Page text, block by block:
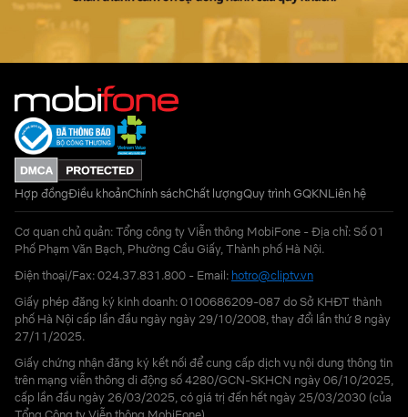
Hợp đồngĐiều khoảnChính sáchChất lượngQuy trình GQKNLiên hệ
Cơ quan chủ quản: Tổng công ty Viễn thông MobiFone - Địa chỉ: Số 01
Phố Phạm Văn Bạch, Phường Cầu Giấy, Thành phố Hà Nội.
Điện thoại/Fax: 024.37.831.800 - Email: hotro@cliptv.vn
Giấy phép đăng ký kinh doanh: 0100686209-087 do Sở KHĐT thành
phố Hà Nội cấp lần đầu ngày ngày 29/10/2008, thay đổi lần thứ 8 ngày
27/11/2025.
Giấy chứng nhận đăng ký kết nối để cung cấp dịch vụ nội dung thông tin
trên mạng viễn thông di động số 4280/GCN-SKHCN ngày 06/10/2025,
cấp lần đầu ngày 26/03/2025, có giá trị đến hết ngày 25/03/2030 (của